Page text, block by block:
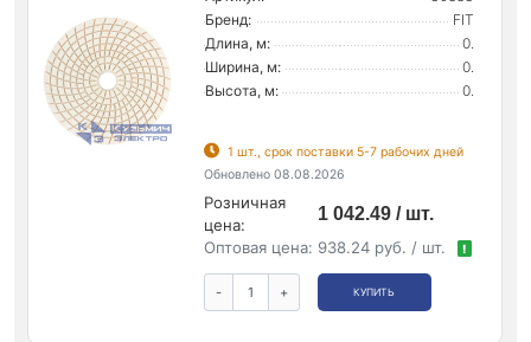
Бренд:
FIT
Длина, м:
0.
Ширина, м:
0.
Высота, м:
0.
1 шт., срок поставки 5-7 рабочих дней
Обновлено 08.08.2026
Розничная
цена:
1 042.49 / шт.
Оптовая цена: 938.24 руб. / шт. !
- + КУПИТЬ